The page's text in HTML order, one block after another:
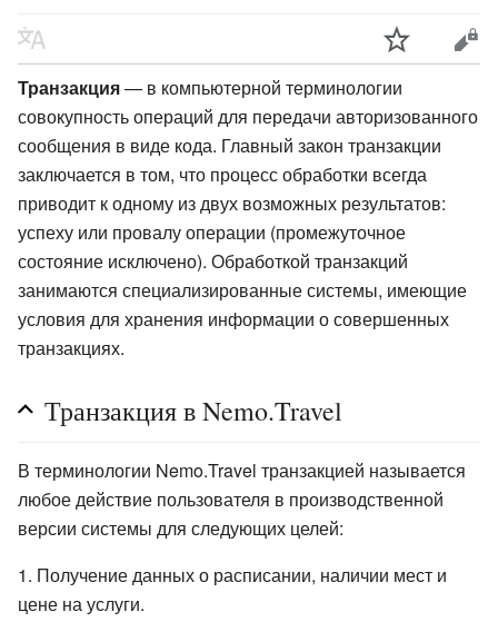
Транзакция— в компьютерной терминологии
совокупность операций для передачи авторизованного
сообщения в виде кода. Главный закон транзакции
заключается в том, что процесс обработки всегда
приводит к одному из двух возможных результатов:
успеху или провалу операции (промежуточное
состояние исключено). Обработкой транзакций
занимаются специализированные системы, имеющие
условия для хранения информации о совершенных
транзакциях.
Транзакция в Nemo.Travel
В терминологии Nemo.Travel транзакцией называется
любое действие пользователя в производственной
версии системы для следующих целей:
Получение данных о расписании, наличии мест и
цене на услуги.